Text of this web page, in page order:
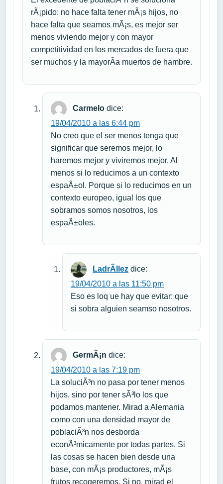
rÃ¡pido: no hace falta tener mÃ¡s hijos, no
hace falta que seamos mÃ¡s, es mejor ser
menos viviendo mejor y con mayor
competitividad en los mercados de fuera que
ser muchos y la mayorÃ­a muertos de hambre.
Carmelo dice:
19/04/2010 a las 6:44 pm
No creo que el ser menos tenga que
significar que seremos mejor, lo
haremos mejor y viviremos mejor. Al
menos si lo reducimos a un contexto
espaÃ±ol. Porque si lo reducimos en un
contexto europeo, igual los que
sobramos somos nosotros, los
espaÃ±oles.
LadrÃ­llez dice:
19/04/2010 a las 11:50 pm
Eso es loq ue hay que evitar: que
si sobra alguien seamso nosotros.
GermÃ¡n dice:
19/04/2010 a las 7:19 pm
La soluciÃ³n no pasa por tener menos
hijos, sino por tener sÃ³lo los que
podamos mantener. Mirad a Alemania
como con una densidad mayor de
poblaciÃ³n nos desborda
econÃ³micamente por todas partes. Si
las cosas se hacen bien desde una
base, con mÃ¡s productores, mÃ¡s
frutos recogeremos. Si no, mirad el